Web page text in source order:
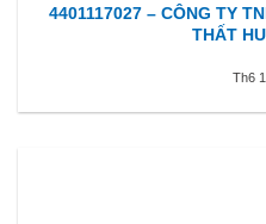
4401117027 – CÔNG TY
THẤT
Th6